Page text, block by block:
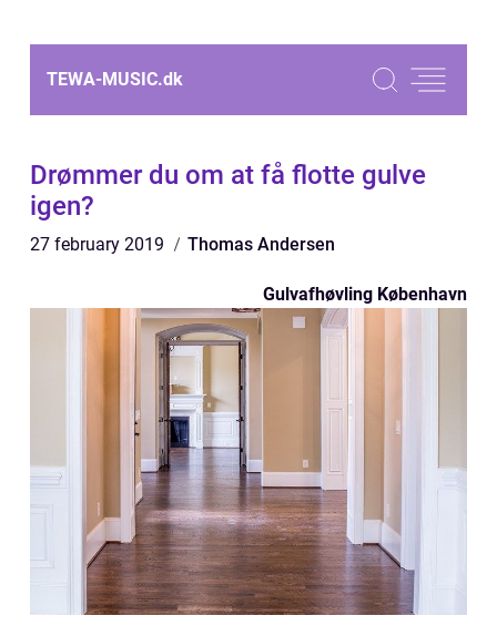
TEWA-MUSIC.dk
Drømmer du om at få flotte gulve
igen?
27 february 2019 Thomas Andersen
Gulvafhøvling København